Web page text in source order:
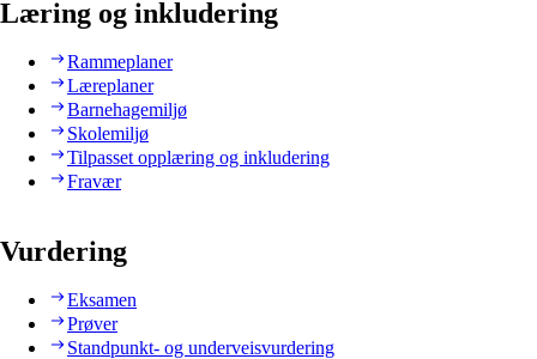
Læring og inkludering
Rammeplaner
Læreplaner
Barnehagemiljø
Skolemiljø
Tilpasset opplæring og inkludering
Fravær
Vurdering
Eksamen
Prøver
Standpunkt- og underveisvurdering